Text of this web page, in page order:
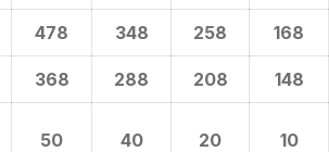
478 348 258 168
368 288 208 148
50 40 20 10